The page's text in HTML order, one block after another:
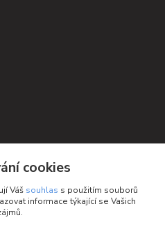
cookies
Váš souhlas s použitím souborů
informace týkající se Vašich